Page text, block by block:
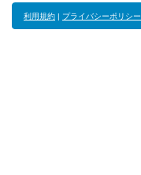
利用規約 | プライバシーポリシー